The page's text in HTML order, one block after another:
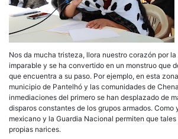
Nos da mucha tristeza, llora nuestro corazón por
imparable y se ha convertido en un monstruo que
que encuentra a su paso. Por ejemplo, en esta
municipio de Pantelhó y las comunidades de
inmediaciones del primero se han desplazado de
disparos constantes de los grupos armados. Como
mexicano y la Guardia Nacional permiten que
propias narices.